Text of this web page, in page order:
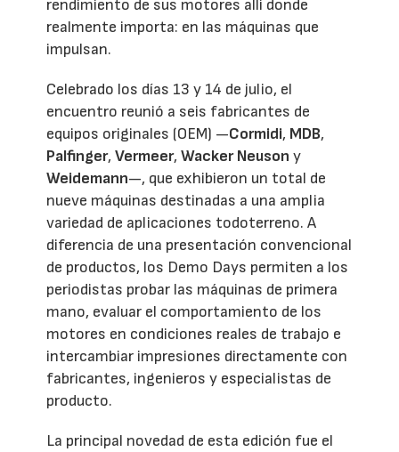
rendimiento de sus motores allí donde
realmente importa: en las máquinas que
impulsan.
Celebrado los días 13 y 14 de julio, el
encuentro reunió a seis fabricantes de
equipos originales (OEM) —Cormidi, MDB,
Palfinger,Vermeer,Wacker Neuson y
Weidemann—, que exhibieron un total de
nueve máquinas destinadas a una amplia
variedad de aplicaciones todoterreno. A
diferencia de una presentación convencional
de productos, los Demo Days permiten a los
periodistas probar las máquinas de primera
mano, evaluar el comportamiento de los
motores en condiciones reales de trabajo e
intercambiar impresiones directamente con
fabricantes, ingenieros y especialistas de
producto.
La principal novedad de esta edición fue el